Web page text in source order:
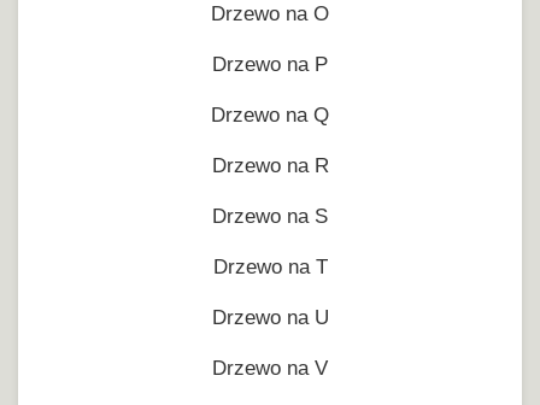
Drzewo na O
Drzewo na P
Drzewo na Q
Drzewo na R
Drzewo na S
Drzewo na T
Drzewo na U
Drzewo na V